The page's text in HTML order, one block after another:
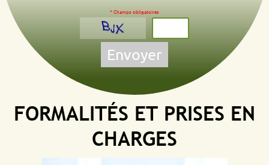
* Champs obligatoires
Envoyer
FORMALITÉS ET PRISES EN
CHARGES